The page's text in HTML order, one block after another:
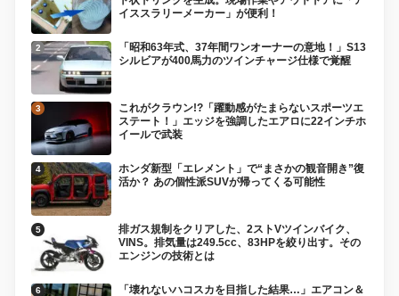
イススラリーメーカー」が便利！
「昭和63年式、37年間ワンオーナーの意地！」S13
シルビアが400馬力のツインチャージ仕様で覚醒
これがクラウン!?「躍動感がたまらないスポーツエ
ステート！」エッジを強調したエアロに22インチホ
イールで武装
ホンダ新型「エレメント」で“まさかの観音開き”復
活か？ あの個性派SUVが帰ってくる可能性
排ガス規制をクリアした、2ストVツインバイク、
VINS。排気量は249.5cc、83HPを絞り出す。その
エンジンの技術とは
「壊れないハコスカを目指した結果…」エアコン＆